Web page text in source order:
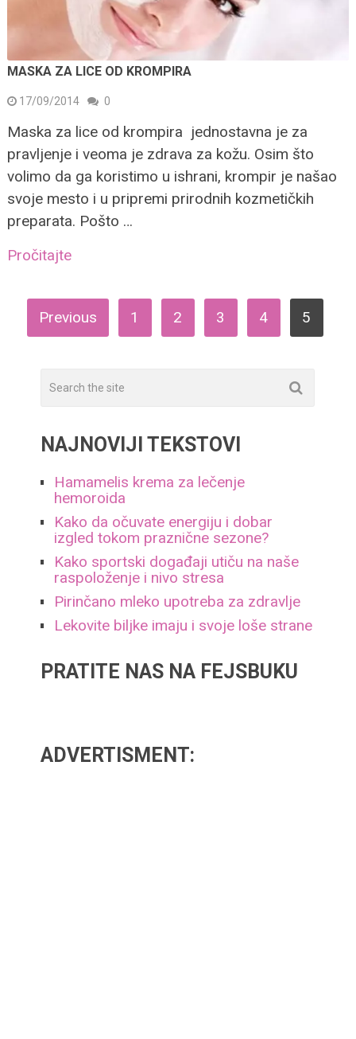
MASKA ZA LICE OD KROMPIRA
17/09/2014 0
Maska za lice od krompira jednostavna je za
pravljenje i veoma je zdrava za kožu. Osim što
volimo da ga koristimo u ishrani, krompir je našao
svoje mesto i u pripremi prirodnih kozmetičkih
preparata. Pošto …
Pročitajte
ПАГИНАЦИЈА
ЧЛАНАКА
Previous 1 2 3 4 5
NAJNOVIJI TEKSTOVI
Hamamelis krema za lečenje
hemoroida
Kako da očuvate energiju i dobar
izgled tokom praznične sezone?
Kako sportski događaji utiču na naše
raspoloženje i nivo stresa
Pirinčano mleko upotreba za zdravlje
Lekovite biljke imaju i svoje loše strane
PRATITE NAS NA FEJSBUKU
ADVERTISMENT: